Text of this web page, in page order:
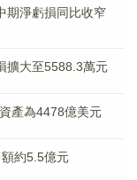
期淨虧損同比收窄
擴大至5588.3萬元
產為4478億美元
約5.5億元